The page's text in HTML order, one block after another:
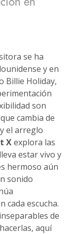
se ha
y en
Billie Holiday,
son
cambia de
el arreglo
Xexplora las
estar vivo y
hermoso aún
sonido
cada escucha.
de
aquí